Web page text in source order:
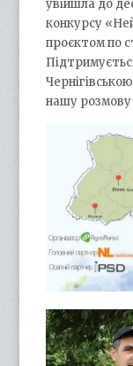
увійшла до
конкурсу
проєктом по
нашу